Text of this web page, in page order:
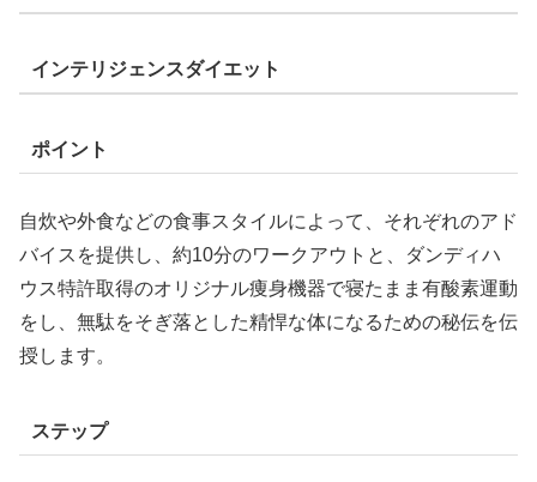
インテリジェンスダイエット
ポイント
自炊や外食などの食事スタイルによって、それぞれのアド
バイスを提供し、約10分のワークアウトと、ダンディハ
ウス特許取得のオリジナル痩身機器で寝たまま有酸素運動
をし、無駄をそぎ落とした精悍な体になるための秘伝を伝
授します。
ステップ